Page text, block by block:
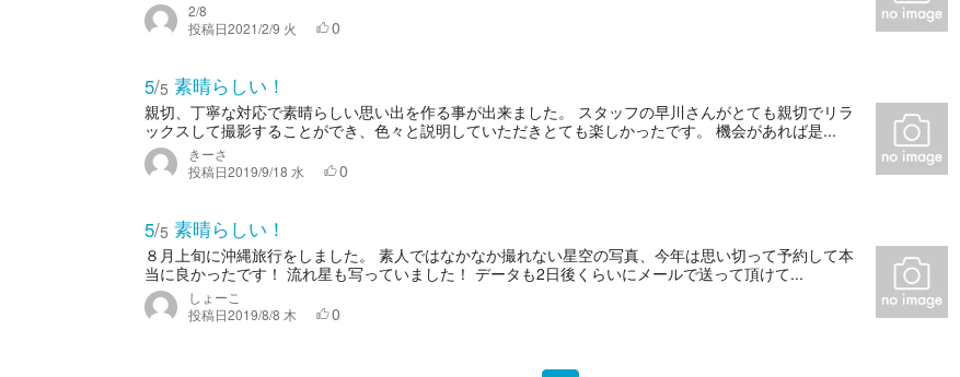
2/8
投稿日2021/2/9 火 0
5/5 素晴らしい！
親切、丁寧な対応で素晴らしい思い出を作る事が出来ました。 スタッフの早川さんがとても親切でリラ
ックスして撮影することができ、色々と説明していただきとても楽しかったです。 機会があれば是...
きーさ
投稿日2019/9/18 水 0
5/5 素晴らしい！
８月上旬に沖縄旅行をしました。 素人ではなかなか撮れない星空の写真、今年は思い切って予約して本
当に良かったです！ 流れ星も写っていました！ データも2日後くらいにメールで送って頂けて...
しょーこ
投稿日2019/8/8 木 0